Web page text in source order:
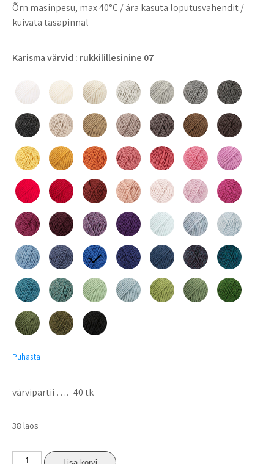
Õrn masinpesu, max 40°C / ära kasuta loputusvahendit /
kuivata tasapinnal
Karisma värvid : rukkilillesinine 07
Puhasta
värvipartii …. -40 tk
38 laos